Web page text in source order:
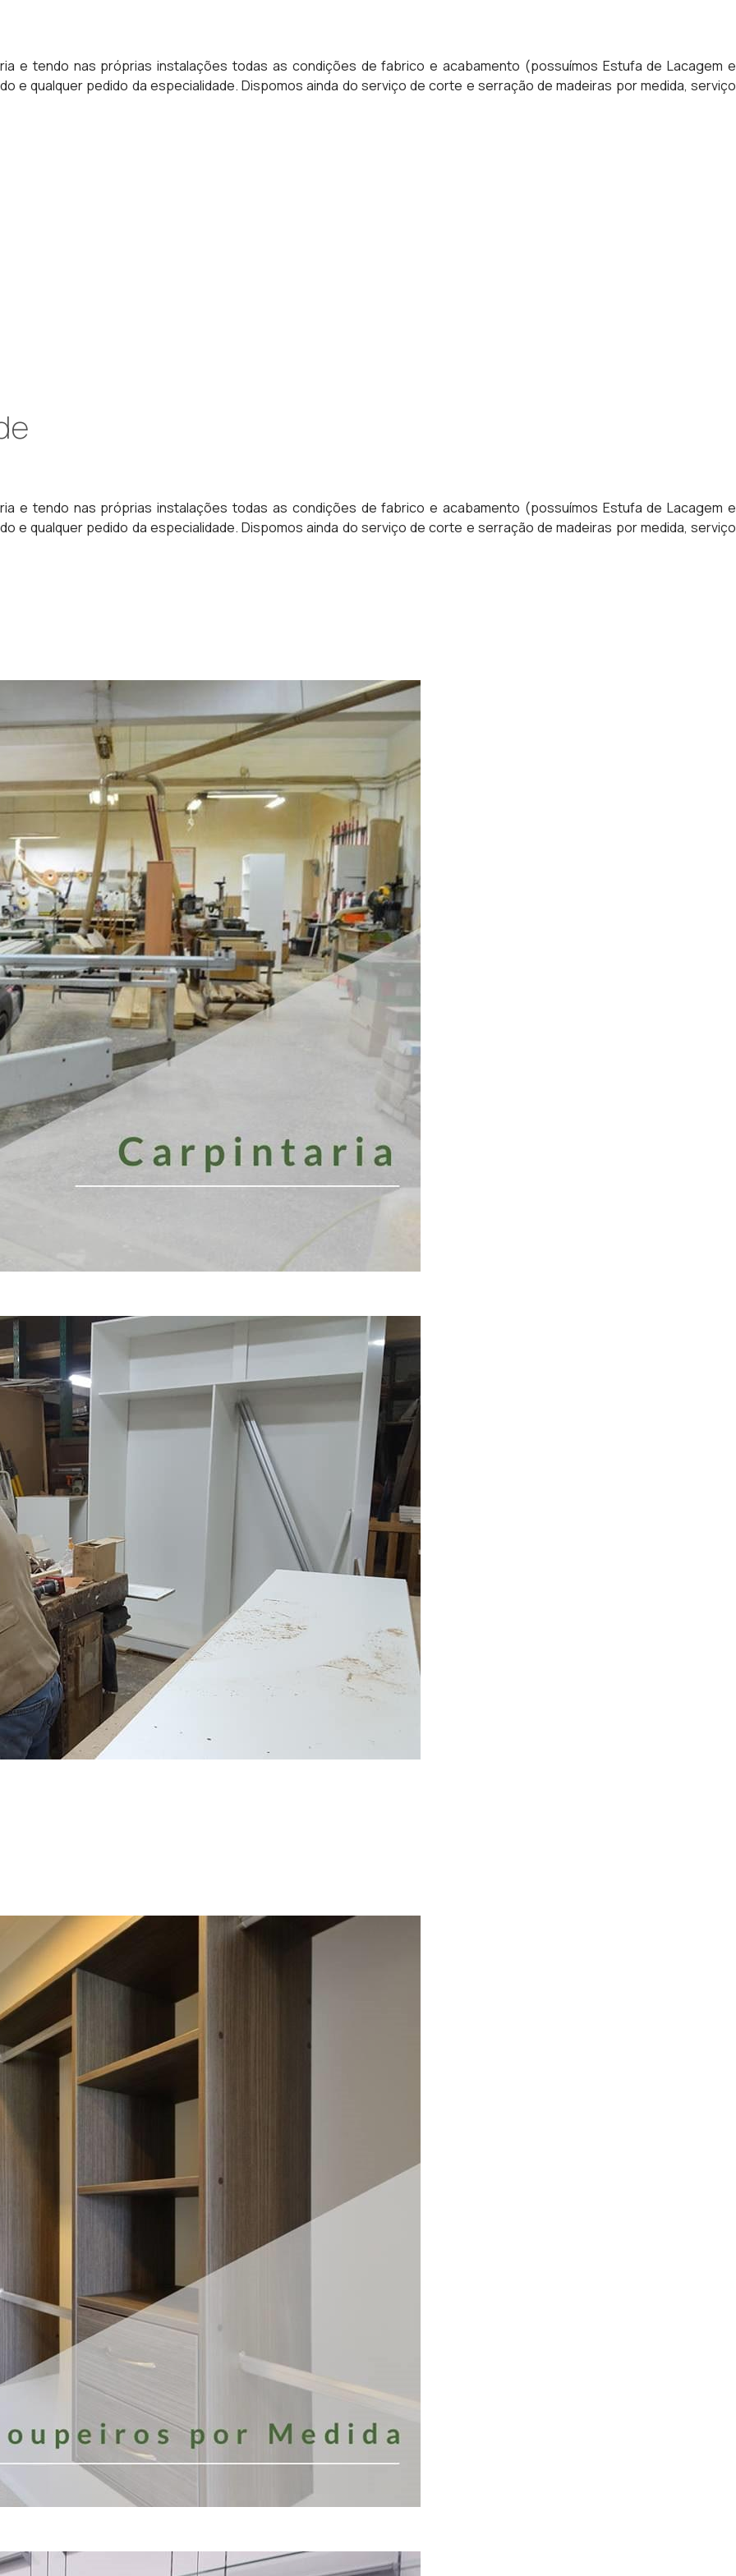
e tendo nas próprias instalações todas as condições de fabrico e acabamento (possuímos Estufa de Lacagem e
e qualquer pedido da especialidade. Dispomos ainda do serviço de corte e serração de madeiras por medida, serviço
e tendo nas próprias instalações todas as condições de fabrico e acabamento (possuímos Estufa de Lacagem e
e qualquer pedido da especialidade. Dispomos ainda do serviço de corte e serração de madeiras por medida, serviço